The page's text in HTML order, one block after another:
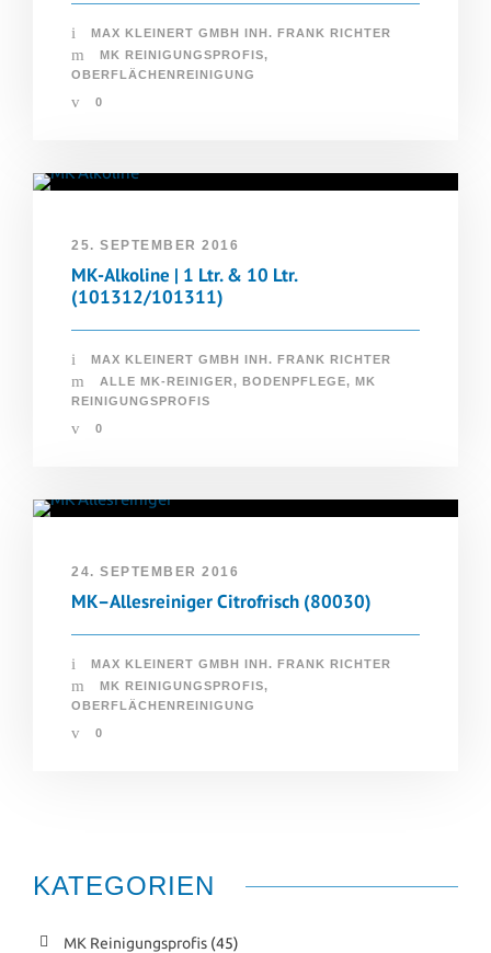
MAX KLEINERT GMBH INH. FRANK RICHTER
MK REINIGUNGSPROFIS,
OBERFLÄCHENREINIGUNG
0
25. SEPTEMBER 2016
MK-Alkoline | 1 Ltr. & 10 Ltr.
(101312/101311)
MAX KLEINERT GMBH INH. FRANK RICHTER
ALLE MK-REINIGER, BODENPFLEGE, MK
REINIGUNGSPROFIS
0
24. SEPTEMBER 2016
MK–Allesreiniger Citrofrisch (80030)
MAX KLEINERT GMBH INH. FRANK RICHTER
MK REINIGUNGSPROFIS,
OBERFLÄCHENREINIGUNG
0
KATEGORIEN
MK Reinigungsprofis (45)